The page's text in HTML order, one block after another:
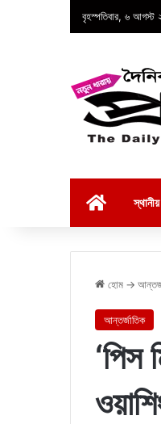
বৃহস্পতিবার, ৬ আগস্ট
হোম →
আন্তর্জাতিক
‘পিস